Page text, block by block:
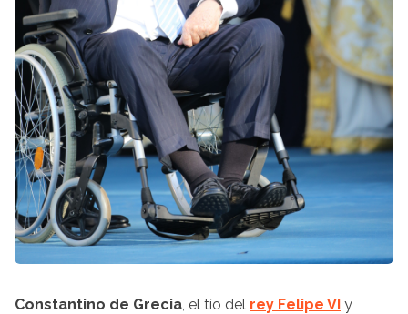
Constantino de Grecia, el tío del rey Felipe VI y